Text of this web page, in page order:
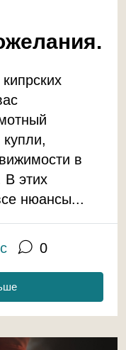
в
В этих
нюансы...
0